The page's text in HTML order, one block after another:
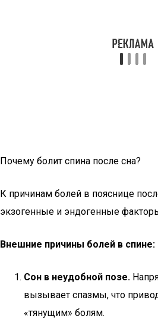
Почему болит спина после сна?
К причинам болей в пояснице
экзогенные и эндогенные
Внешние причины болей в спине:
Сон в неудобной позе.
вызывает спазмы, что
«тянущим» болям.